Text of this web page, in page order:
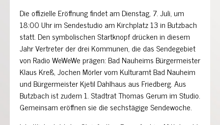
Die offizielle Eröffnung findet am Dienstag, 7. Juli, um
18:00 Uhr im Sendestudio am Kirchplatz 13 in Butzbach
statt. Den symbolischen Startknopf drücken in diesem
Jahr Vertreter der drei Kommunen, die das Sendegebiet
von Radio WeWeWe prägen: Bad Nauheims Bürgermeister
Klaus Kreß, Jochen Mörler vom Kulturamt Bad Nauheim
und Bürgermeister Kjetil Dahlhaus aus Friedberg. Aus
Butzbach ist zudem 1. Stadtrat Thomas Gerum im Studio.
Gemeinsam eröffnen sie die sechstägige Sendewoche.